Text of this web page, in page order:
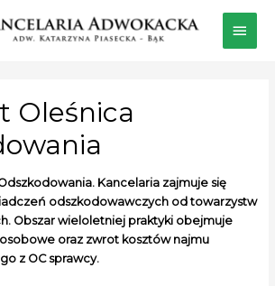
Oleśnica
Kancelaria zajmuje się
odszkodowawczych od towarzystw
Obszar wieloletniej praktyki obejmuje
oraz zwrot kosztów najmu
z OC sprawcy.